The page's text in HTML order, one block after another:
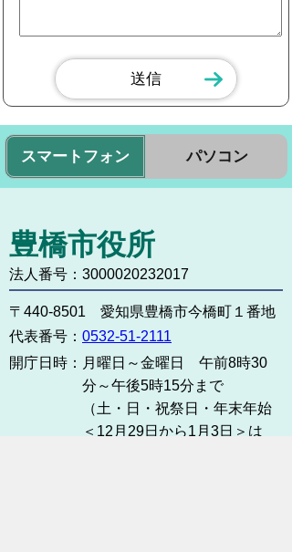
スマートフォン パソコン
豊橋市役所
法人番号：3000020232017
〒440-8501 愛知県豊橋市今橋町１番地
代表番号： 0532-51-2111
開庁日時： 月曜日～金曜日 午前8時30
分～午後5時15分まで
（土・日・祝祭日・年末年始
＜12月29日から1月3日＞は